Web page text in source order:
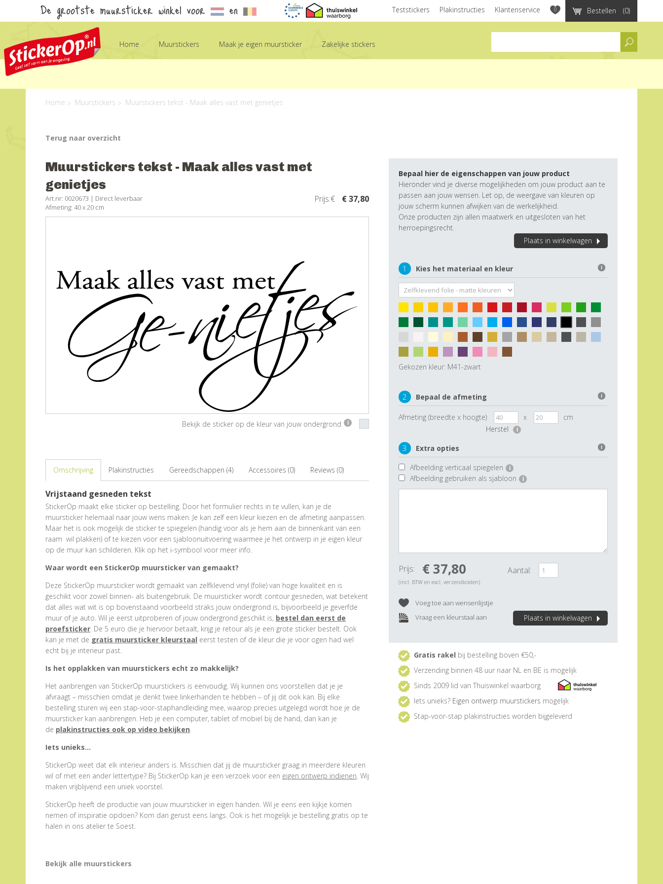
De grootste muursticker winkel voor en Bestellen (0)
Teststickers Plakinstructies Klantenservice 0
Home Muurstickers Maak je eigen muursticker Zakelijke stickers
Home Muurstickers Muurstickers tekst - Maak alles vast met genietjes
Terug naar overzicht
Muurstickers tekst - Maak alles vast met
genietjes
Art.nr: 0020673 | Direct leverbaar
Afmeting: 40 x 20 cm
Prijs:€ € 37,80
Bekijk de sticker op de kleur van jouw ondergrond i
Omschrijving Plakinstructies Gereedschappen (4) Accessoires (0) Reviews (0)
Vrijstaand gesneden tekst
StickerOp maakt elke sticker op bestelling. Door het formulier rechts in te vullen, kan je de
muursticker helemaal naar jouw wens maken. Je kan zelf een kleur kiezen en de afmeting aanpassen.
Maar het is ook mogelijk de sticker te spiegelen (handig voor als je hem aan de binnenkant van een
raam wil plakken) of te kiezen voor een sjabloonuitvoering waarmee je het ontwerp in je eigen kleur
op de muur kan schilderen. Klik op het i-symbool voor meer info.
Waar wordt een StickerOp muursticker van gemaakt?
Deze StickerOp muursticker wordt gemaakt van zelfklevend vinyl (folie) van hoge kwaliteit en is
geschikt voor zowel binnen- als buitengebruik. De muursticker wordt contour gesneden, wat betekent
dat alles wat wit is op bovenstaand voorbeeld straks jouw ondergrond is, bijvoorbeeld je geverfde
muur of je auto. Wil je eerst uitproberen of jouw ondergrond geschikt is, bestel dan eerst de
proefsticker. De 5 euro die je hiervoor betaalt, krijg je retour als je een grote sticker bestelt. Ook
kan je met de gratis muursticker kleurstaal eerst testen of de kleur die je voor ogen had wel
echt bij je interieur past.
Is het opplakken van muurstickers echt zo makkelijk?
Het aanbrengen van StickerOp muurstickers is eenvoudig. Wij kunnen ons voorstellen dat je je
afvraagt – misschien omdat je denkt twee linkerhanden te hebben – of jij dit ook kan. Bij elke
bestelling sturen wij een stap-voor-staphandleiding mee, waarop precies uitgelegd wordt hoe je de
muursticker kan aanbrengen. Heb je een computer, tablet of mobiel bij de hand, dan kan je
de plakinstructies ook op video bekijken.
Iets unieks…
StickerOp weet dat elk interieur anders is. Misschien dat jij de muursticker graag in meerdere kleuren
wil of met een ander lettertype? Bij StickerOp kan je een verzoek voor een eigen ontwerp indienen. Wij
maken vrijblijvend een uniek voorstel.
StickerOp heeft de productie van jouw muursticker in eigen handen. Wil je eens een kijkje komen
nemen of inspiratie opdoen? Kom dan gerust eens langs. Ook is het mogelijk je bestelling gratis op te
halen in ons atelier te Soest.
Bekijk alle muurstickers
Bepaal hier de eigenschappen van jouw product
Hieronder vind je diverse mogelijkheden om jouw product aan te
passen aan jouw wensen. Let op, de weergave van kleuren op
jouw scherm kunnen afwijken van de werkelijkheid.
Onze producten zijn allen maatwerk en uitgesloten van het
herroepingsrecht.
Plaats in winkelwagen
1 Kies het materiaal en kleur i
Gekozen kleur: M41-zwart
2 Bepaal de afmeting i
Afmeting (breedte x hoogte) x
cm
Herstel
i
3 Extra opties i
Afbeelding verticaal spiegelen i
Afbeelding gebruiken als sjabloon i
Plaats in winkelwagen
Prijs: € 37,80
(incl. BTW en excl. verzendkosten)
Aantal:
Voeg toe aan wensenlijstje
Vraag een kleurstaal aan
Gratis rakel bij bestelling boven €50,-
Verzending binnen 48 uur naar NL en BE is mogelijk
Sinds 2009 lid van Thuiswinkel waarborg
Iets unieks? Eigen ontwerp muurstickers mogelijk
Stap-voor-stap plakinstructies worden bijgeleverd